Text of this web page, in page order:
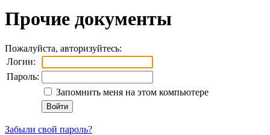
Прочие документы
Пожалуйста, авторизуйтесь:
Логин:
Пароль:
Запомнить меня на этом компьютере
Забыли свой пароль?